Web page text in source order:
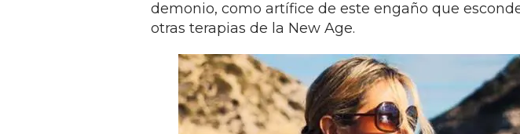
demonio, como artífice de este engaño que
otras terapias de la New Age.